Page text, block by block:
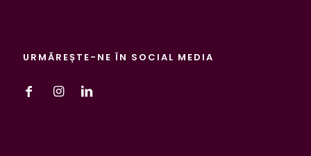
URMĂREȘTE-NE ÎN SOCIAL MEDIA